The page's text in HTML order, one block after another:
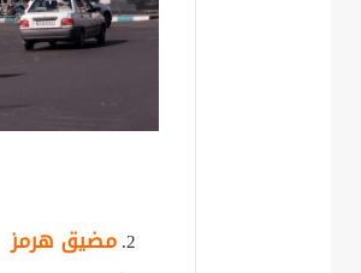
مضيق هرمز